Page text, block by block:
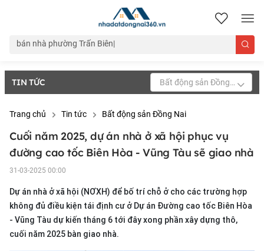
nhadatdongnai360.vn
TIN TỨC Bất động sản Đồng Nai
Trang chủ Tin tức Bất động sản Đồng Nai
Cuối năm 2025, dự án nhà ở xã hội phục vụ
đường cao tốc Biên Hòa - Vũng Tàu sẽ giao nhà
31-03-2025 00:00
Dự án nhà ở xã hội (NƠXH) để bố trí chỗ ở cho các trường hợp
không đủ điều kiện tái định cư ở Dự án Đường cao tốc Biên Hòa
- Vũng Tàu dự kiến tháng 6 tới đây xong phần xây dựng thô,
cuối năm 2025 bàn giao nhà.